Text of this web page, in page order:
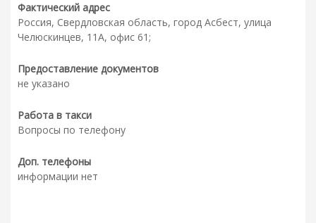
Фактический адрес
Россия, Свердловская область, город Асбест, улица
Челюскинцев, 11А, офис 61;
Предоставление документов
не указано
Работа в такси
Вопросы по телефону
Доп. телефоны
информации нет